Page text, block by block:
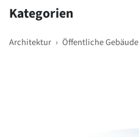
Kategorien
Architektur › Öffentliche Gebäude